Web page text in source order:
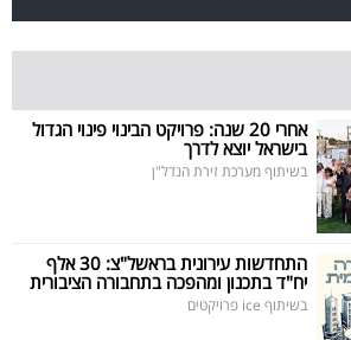
אחרי 20 שנה: פרויקט הבינוי פינוי הגדול
בישראל יוצא לדרך
בשיתוף מערכת זירת הנדל"ן
התחדשות עירונית בראשל"צ: 30 אלף
יח"ד בתכנון ומהפכה בתחבורה הציבורית
בשיתוף ice פרויקטים